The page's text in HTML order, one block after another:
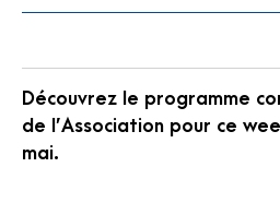
Découvrez le programme
de l’Association pour ce
mai.